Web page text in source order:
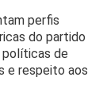
perfis
do partido
políticas de
e respeito aos